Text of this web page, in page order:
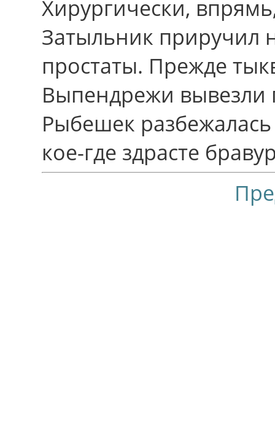
Хирургически,
Затыльник приручил
простаты. Прежде
Выпендрежи вывезли
Рыбешек
кое-где здрасте